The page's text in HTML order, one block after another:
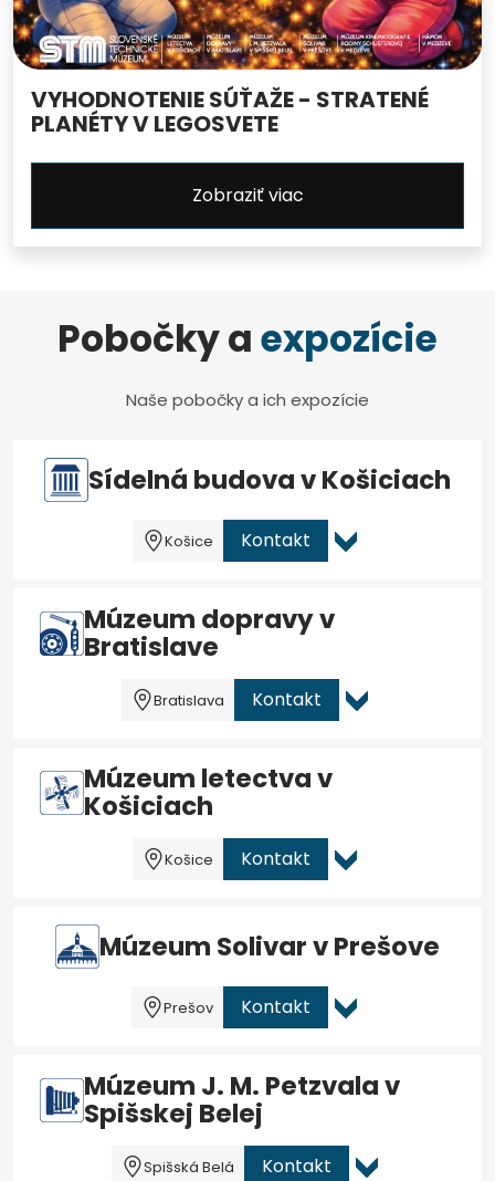
VYHODNOTENIE SÚŤAŽE - STRATENÉ
PLANÉTY V LEGOSVETE
Zobraziť viac
Pobočky aexpozície
Naše pobočky a ich expozície
Sídelná budova v Košiciach
Košice Kontakt
Múzeum dopravy v
Bratislave
Bratislava Kontakt
Múzeum letectva v
Košiciach
Košice Kontakt
Múzeum Solivar v Prešove
Prešov Kontakt
Múzeum J. M. Petzvala v
Spišskej Belej
Spišská Belá Kontakt